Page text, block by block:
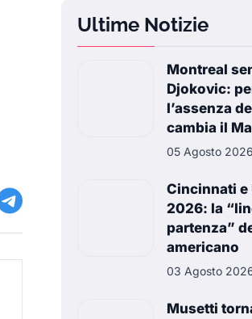
Ultime Notizie
Montreal
Djokovic:
l’assenza
cambia il
05 Agosto 2026
Cincinnati e
2026: la
partenza”
americano
03 Agosto
Musetti